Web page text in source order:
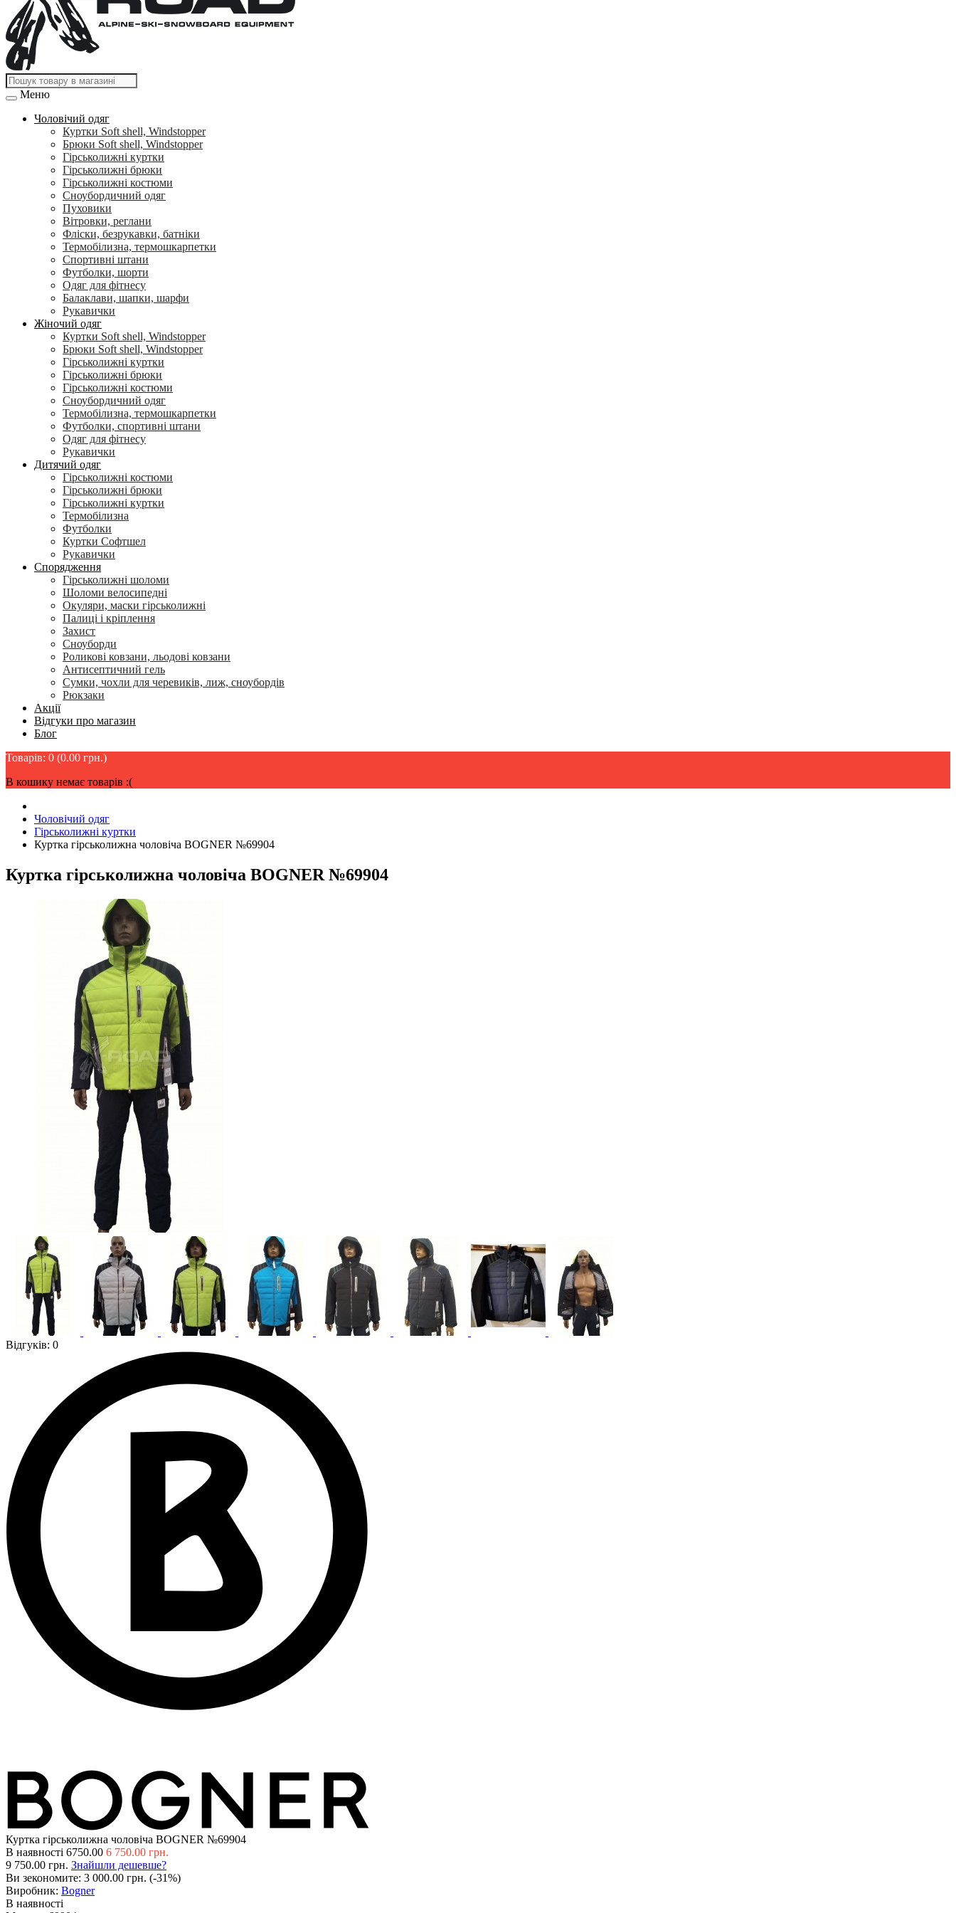
Меню
Чоловічий одяг
Куртки Soft shell, Windstopper
Брюки Soft shell, Windstopper
Гірськолижні куртки
Гірськолижні брюки
Гірськолижні костюми
Сноубордичний одяг
Пуховики
Вітровки, реглани
Фліски, безрукавки, батніки
Термобілизна, термошкарпетки
Спортивні штани
Футболки, шорти
Одяг для фітнесу
Балаклави, шапки, шарфи
Рукавички
Жіночий одяг
Куртки Soft shell, Windstopper
Брюки Soft shell, Windstopper
Гірськолижні куртки
Гірськолижні брюки
Гірськолижні костюми
Сноубордичний одяг
Термобілизна, термошкарпетки
Футболки, спортивні штани
Одяг для фітнесу
Рукавички
Дитячий одяг
Гірськолижні костюми
Гірськолижні брюки
Гірськолижні куртки
Термобілизна
Футболки
Куртки Софтшел
Рукавички
Спорядження
Гірськолижні шоломи
Шоломи велосипедні
Окуляри, маски гірськолижні
Палиці і кріплення
Захист
Сноуборди
Роликові ковзани, льодові ковзани
Антисептичний гель
Сумки, чохли для черевиків, лиж, сноубордів
Рюкзаки
Акції
Відгуки про магазин
Блог
Товарів: 0 (0.00 грн.)
В кошику немає товарів :(
Чоловічий одяг
Гірськолижні куртки
Куртка гірськолижна чоловіча BOGNER №69904
Куртка гірськолижна чоловіча BOGNER №69904
Відгуків: 0
Куртка гірськолижна чоловіча BOGNER №69904
В наявності 6750.00 6 750.00 грн.
9 750.00 грн. Знайшли дешевше?
Ви зекономите: 3 000.00 грн. (-31%)
Виробник: Bogner
В наявності